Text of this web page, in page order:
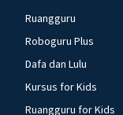
Ruangguru
Roboguru Plus
Dafa dan Lulu
Kursus for Kids
Ruangguru for Kids